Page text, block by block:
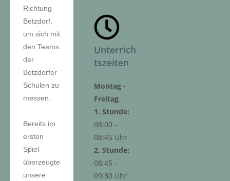
Unterrich
tszeiten
Montag -
Freitag
1. Stunde:
08:00 -
08:45 Uhr
2. Stunde:
08:45 -
09:30 Uhr
Richtung
Betzdorf,
um sich mit
den Teams
der
Betzdorfer
Schulen zu
messen.
Bereits im
ersten
Spiel
überzeugte
unsere